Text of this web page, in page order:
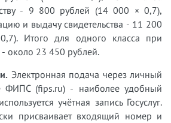
- 9 800 рублей (14 000 × 0,7),
и выдачу свидетельства - 11 200
Итого для одного класса при
около 23 450 рублей.
Электронная подача через личный
ФИПС (fips.ru) - наиболее удобный
учётная запись Госуслуг.
присваивает входящий номер и